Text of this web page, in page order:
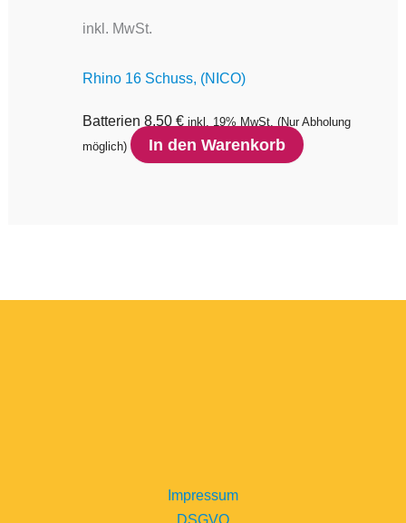
inkl. MwSt.
Rhino 16 Schuss, (NICO)
Batterien 8,50 € inkl. 19% MwSt. (Nur Abholung
möglich)
In den Warenkorb
Impressum
DSGVO